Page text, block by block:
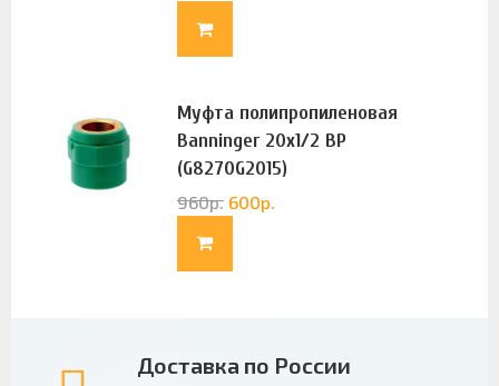
Муфта полипропиленовая
Banninger 20х1/2 ВР
(G8270G2015)
960р. 600р.
Доставка по России